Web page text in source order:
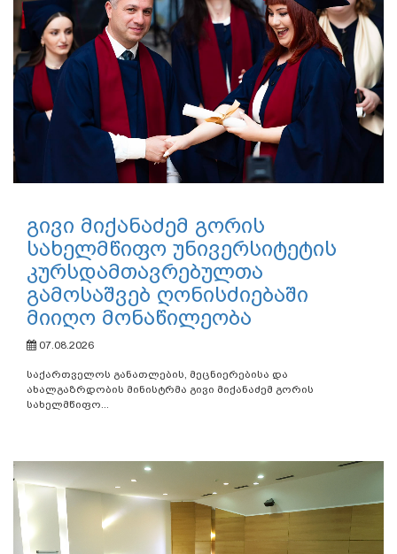
გივი მიქანაძემ გორის
სახელმწიფო უნივერსიტეტის
კურსდამთავრებულთა
გამოსაშვებ ღონისძიებაში
მიიღო მონაწილეობა
07.08.2026
საქართველოს განათლების, მეცნიერებისა და
ახალგაზრდობის მინისტრმა გივი მიქანაძემ გორის
სახელმწიფო...